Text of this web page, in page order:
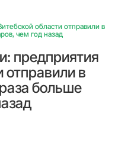
области отправили в
чем год назад
предприятия
отправили в
больше